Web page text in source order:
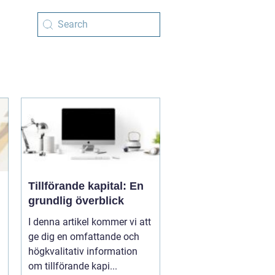
Tillförande kapital: En
grundlig överblick
I denna artikel kommer vi att
ge dig en omfattande och
högkvalitativ information
om tillförande kapi...